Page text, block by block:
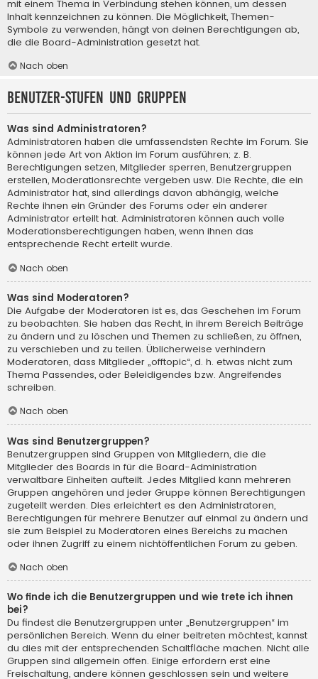
mit einem Thema in Verbindung stehen können, um dessen
Inhalt kennzeichnen zu können. Die Möglichkeit, Themen-
Symbole zu verwenden, hängt von deinen Berechtigungen ab,
die die Board-Administration gesetzt hat.
Nach oben
Benutzer-Stufen und Gruppen
Was sind Administratoren?
Administratoren haben die umfassendsten Rechte im Forum. Sie
können jede Art von Aktion im Forum ausführen; z. B.
Berechtigungen setzen, Mitglieder sperren, Benutzergruppen
erstellen, Moderationsrechte vergeben usw. Die Rechte, die ein
Administrator hat, sind allerdings davon abhängig, welche
Rechte ihnen ein Gründer des Forums oder ein anderer
Administrator erteilt hat. Administratoren können auch volle
Moderationsberechtigungen haben, wenn ihnen das
entsprechende Recht erteilt wurde.
Nach oben
Was sind Moderatoren?
Die Aufgabe der Moderatoren ist es, das Geschehen im Forum
zu beobachten. Sie haben das Recht, in ihrem Bereich Beiträge
zu ändern und zu löschen und Themen zu schließen, zu öffnen,
zu verschieben und zu teilen. Üblicherweise verhindern
Moderatoren, dass Mitglieder „offtopic“, d. h. etwas nicht zum
Thema Passendes, oder Beleidigendes bzw. Angreifendes
schreiben.
Nach oben
Was sind Benutzergruppen?
Benutzergruppen sind Gruppen von Mitgliedern, die die
Mitglieder des Boards in für die Board-Administration
verwaltbare Einheiten aufteilt. Jedes Mitglied kann mehreren
Gruppen angehören und jeder Gruppe können Berechtigungen
zugeteilt werden. Dies erleichtert es den Administratoren,
Berechtigungen für mehrere Benutzer auf einmal zu ändern und
sie zum Beispiel zu Moderatoren eines Bereichs zu machen
oder ihnen Zugriff zu einem nichtöffentlichen Forum zu geben.
Nach oben
Wo finde ich die Benutzergruppen und wie trete ich ihnen
bei?
Du findest die Benutzergruppen unter „Benutzergruppen“ im
persönlichen Bereich. Wenn du einer beitreten möchtest, kannst
du dies mit der entsprechenden Schaltfläche machen. Nicht alle
Gruppen sind allgemein offen. Einige erfordern erst eine
Freischaltung, andere können geschlossen sein und weitere